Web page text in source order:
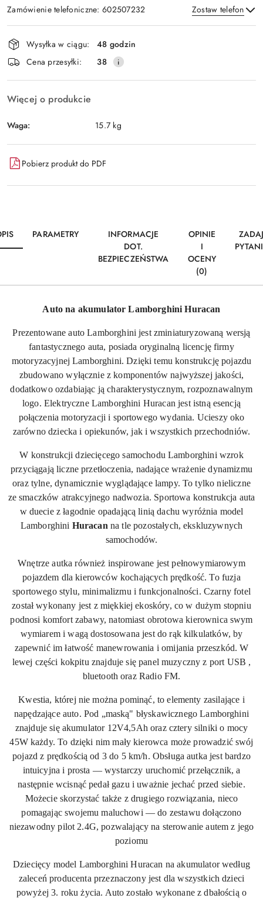
Zamówienie telefoniczne: 602507232 Zostaw telefon
Wyślij
Dostępność
i
dostawa
Wysyłka w ciągu:
48 godzin
Cena przesyłki:
38
Więcej o produkcie
Waga: 15.7 kg
Pobierz produkt do PDF
PARAMETRY
INFORMACJE
DOT.
BEZPIECZEŃSTWA
OPINIE
I
OCENY
(0)
Auto na akumulator Lamborghini Huracan
Prezentowane auto Lamborghini jest zminiaturyzowaną wersją
fantastycznego auta, posiada oryginalną licencję firmy
motoryzacyjnej Lamborghini. Dzięki temu konstrukcję pojazdu
zbudowano wyłącznie z komponentów najwyższej jakości,
dodatkowo ozdabiając ją charakterystycznym, rozpoznawalnym
logo. Elektryczne Lamborghini Huracan jest istną esencją
połączenia motoryzacji i sportowego wydania. Ucieszy oko
zarówno dziecka i opiekunów, jak i wszystkich przechodniów.
W konstrukcji dziecięcego samochodu Lamborghini wzrok
przyciągają liczne przetłoczenia, nadające wrażenie dynamizmu
oraz tylne, dynamicznie wyglądające lampy. To tylko nieliczne
ze smaczków atrakcyjnego nadwozia. Sportowa konstrukcja auta
w duecie z łagodnie opadającą linią dachu wyróżnia model
Lamborghini Huracan na tle pozostałych, ekskluzywnych
samochodów.
Wnętrze autka również inspirowane jest pełnowymiarowym
pojazdem dla kierowców kochających prędkość. To fuzja
sportowego stylu, minimalizmu i funkcjonalności. Czarny fotel
został wykonany jest z miękkiej ekoskóry, co w dużym stopniu
podnosi komfort zabawy, natomiast obrotowa kierownica swym
wymiarem i wagą dostosowana jest do rąk kilkulatków, by
zapewnić im łatwość manewrowania i omijania przeszkód. W
lewej części kokpitu znajduje się panel muzyczny z port USB ,
bluetooth oraz Radio FM.
Kwestia, której nie można pominąć, to elementy zasilające i
napędzające auto. Pod „maską" błyskawicznego Lamborghini
znajduje się akumulator 12V4,5Ah oraz cztery silniki o mocy
45W każdy. To dzięki nim mały kierowca może prowadzić swój
pojazd z prędkością od 3 do 5 km/h. Obsługa autka jest bardzo
intuicyjna i prosta — wystarczy uruchomić przełącznik, a
następnie wcisnąć pedał gazu i uważnie jechać przed siebie.
Możecie skorzystać także z drugiego rozwiązania, nieco
pomagając swojemu maluchowi — do zestawu dołączono
niezawodny pilot 2.4G, pozwalający na sterowanie autem z jego
poziomu
Dziecięcy model Lamborghini Huracan na akumulator według
zaleceń producenta przeznaczony jest dla wszystkich dzieci
powyżej 3. roku życia. Auto zostało wykonane z dbałością o